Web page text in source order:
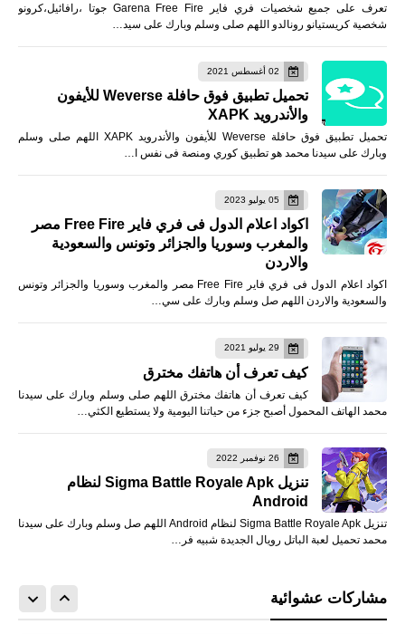
تعرف على جميع شخصيات فري فاير Garena Free Fire جوتا ،رافائيل،كرونو
شخصية كريستيانو رونالدو اللهم صلى وسلم وبارك على سيد…
02 أغسطس 2021
تحميل تطبيق فوق حافلة Weverse للأيفون
والأندرويد XAPK
تحميل تطبيق فوق حافلة Weverse للأيفون والأندرويد XAPK اللهم صلى وسلم
وبارك على سيدنا محمد هو تطبيق كوري ومنصة فى نفس ا…
05 يوليو 2023
اكواد اعلام الدول فى فري فاير Free Fire مصر
والمغرب وسوريا والجزائر وتونس والسعودية
والاردن
اكواد اعلام الدول فى فري فاير Free Fire مصر والمغرب وسوريا والجزائر وتونس
والسعودية والاردن اللهم صل وسلم وبارك على سي…
29 يوليو 2021
كيف تعرف أن هاتفك مخترق
كيف تعرف أن هاتفك مخترق اللهم صلى وسلم وبارك على سيدنا
محمد الهاتف المحمول أصبح جزء من حياتنا اليومية ولا يستطيع الكثي…
26 نوفمبر 2022
تنزيل Sigma Battle Royale Apk لنظام
Android
تنزيل Sigma Battle Royale Apk لنظام Android اللهم صل وسلم وبارك على سيدنا
محمد تحميل لعبة الباتل رويال الجديدة شبيه فر…
مشاركات عشوائية